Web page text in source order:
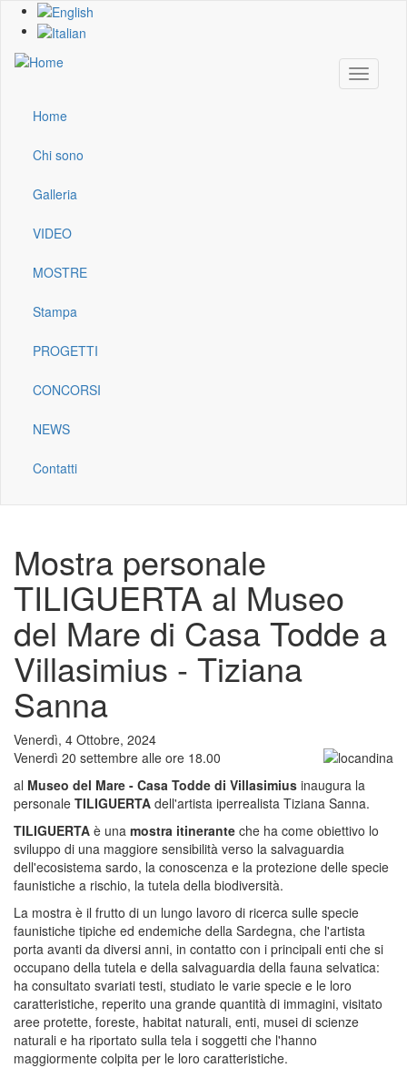
Skip
content
Toggle
Main
navigation
Home
Chi sono
Galleria
VIDEO
MOSTRE
Stampa
PROGETTI
CONCORSI
NEWS
Contatti
Mostra personale
TILIGUERTA al Museo
del Mare di Casa Todde a
Villasimius - Tiziana
Sanna
Venerdì, 4 Ottobre, 2024
Venerdì 20 settembre alle ore 18.00
al Museo del Mare - Casa Todde di Villasimius inaugura la
personale TILIGUERTA dell'artista iperrealista Tiziana Sanna.
TILIGUERTA è una mostra itinerante che ha come obiettivo lo
sviluppo di una maggiore sensibilità verso la salvaguardia
dell'ecosistema sardo, la conoscenza e la protezione delle specie
faunistiche a rischio, la tutela della biodiversità.
La mostra è il frutto di un lungo lavoro di ricerca sulle specie
faunistiche tipiche ed endemiche della Sardegna, che l'artista
porta avanti da diversi anni, in contatto con i principali enti che si
occupano della tutela e della salvaguardia della fauna selvatica:
ha consultato svariati testi, studiato le varie specie e le loro
caratteristiche, reperito una grande quantità di immagini, visitato
aree protette, foreste, habitat naturali, enti, musei di scienze
naturali e ha riportato sulla tela i soggetti che l'hanno
maggiormente colpita per le loro caratteristiche.